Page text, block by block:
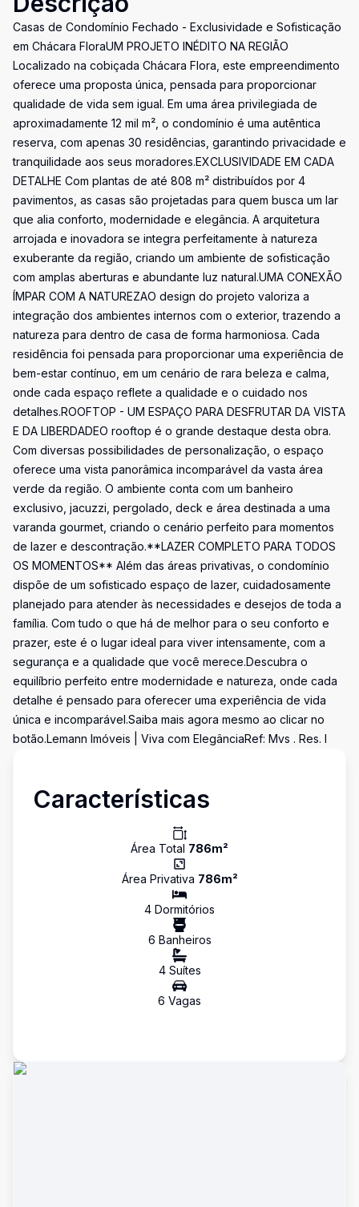
Casas de Condomínio Fechado - Exclusividade e Sofisticação
em Chácara FloraUM PROJETO INÉDITO NA REGIÃO
Localizado na cobiçada Chácara Flora, este empreendimento
oferece uma proposta única, pensada para proporcionar
qualidade de vida sem igual. Em uma área privilegiada de
aproximadamente 12 mil m², o condomínio é uma autêntica
reserva, com apenas 30 residências, garantindo privacidade e
tranquilidade aos seus moradores.EXCLUSIVIDADE EM CADA
DETALHE Com plantas de até 808 m² distribuídos por 4
pavimentos, as casas são projetadas para quem busca um lar
que alia conforto, modernidade e elegância. A arquitetura
arrojada e inovadora se integra perfeitamente à natureza
exuberante da região, criando um ambiente de sofisticação
com amplas aberturas e abundante luz natural.UMA CONEXÃO
ÍMPAR COM A NATUREZAO design do projeto valoriza a
integração dos ambientes internos com o exterior, trazendo a
natureza para dentro de casa de forma harmoniosa. Cada
residência foi pensada para proporcionar uma experiência de
bem-estar contínuo, em um cenário de rara beleza e calma,
onde cada espaço reflete a qualidade e o cuidado nos
detalhes.ROOFTOP - UM ESPAÇO PARA DESFRUTAR DA VISTA
E DA LIBERDADEO rooftop é o grande destaque desta obra.
Com diversas possibilidades de personalização, o espaço
oferece uma vista panorâmica incomparável da vasta área
verde da região. O ambiente conta com um banheiro
exclusivo, jacuzzi, pergolado, deck e área destinada a uma
varanda gourmet, criando o cenário perfeito para momentos
de lazer e descontração.**LAZER COMPLETO PARA TODOS
OS MOMENTOS** Além das áreas privativas, o condomínio
dispõe de um sofisticado espaço de lazer, cuidadosamente
planejado para atender às necessidades e desejos de toda a
família. Com tudo o que há de melhor para o seu conforto e
prazer, este é o lugar ideal para viver intensamente, com a
segurança e a qualidade que você merece.Descubra o
equilíbrio perfeito entre modernidade e natureza, onde cada
detalhe é pensado para oferecer uma experiência de vida
única e incomparável.Saiba mais agora mesmo ao clicar no
botão.Lemann Imóveis | Viva com ElegânciaRef: Mvs . Res. l
Características
Área Total 786m²
Área Privativa 786m²
4 Dormitórios
6 Banheiros
4Suítes
6 Vagas